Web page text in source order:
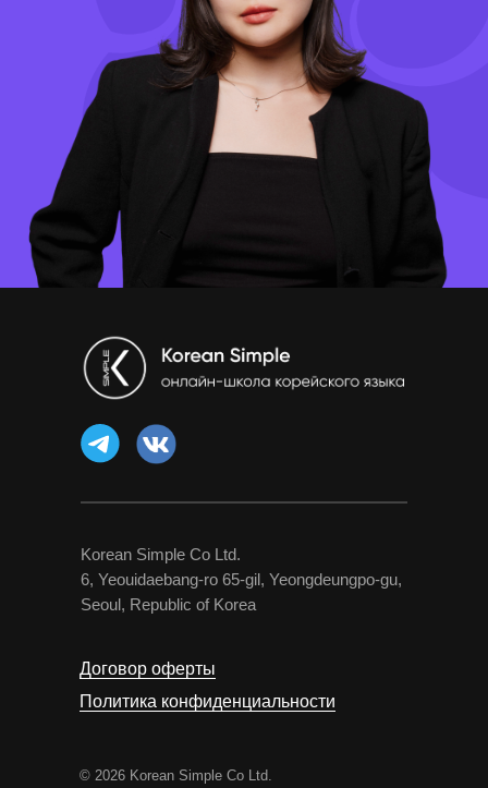
Договор оферты
Политика конфиденциальности
© 2026 Korean Simple Co Ltd.
Korean Simple Co Ltd.
6, Yeouidaebang-ro 65-gil, Yeongdeungpo-gu,
Seoul, Republic of Korea